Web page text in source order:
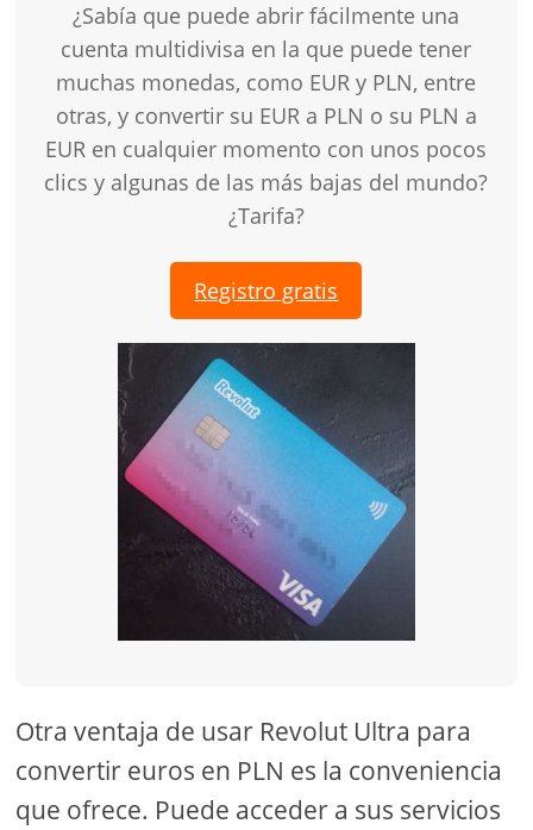
¿Sabía que puede abrir fácilmente una
cuenta multidivisa en la que puede tener
muchas monedas, como EUR y PLN, entre
otras, y convertir su EUR a PLN o su PLN a
EUR en cualquier momento con unos pocos
clics y algunas de las más bajas del mundo?
¿Tarifa?
Registro gratis
Otra ventaja de usar Revolut Ultra para
convertir euros en PLN es la conveniencia
que ofrece. Puede acceder a sus servicios